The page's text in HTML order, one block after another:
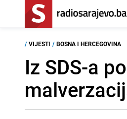
/ VIJESTI / BOSNA I HERCEGOVINA
Iz SDS-a